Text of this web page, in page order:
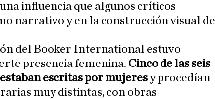
influencia que algunos críticos
narrativo y en la construcción visual de
del Booker International estuvo
presencia femenina. Cinco de las seis
escritas por mujeresy procedían
muy distintas, con obras